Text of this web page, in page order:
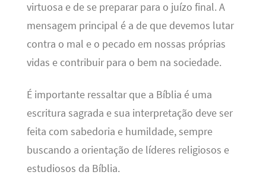
virtuosa e de se preparar para o juízo final. A
mensagem principal é a de que devemos lutar
contra o mal e o pecado em nossas próprias
vidas e contribuir para o bem na sociedade.
É importante ressaltar que a Bíblia é uma
escritura sagrada e sua interpretação deve ser
feita com sabedoria e humildade, sempre
buscando a orientação de líderes religiosos e
estudiosos da Bíblia.